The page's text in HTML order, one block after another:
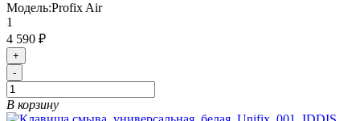
Модель:Profix Air
1
4 590 ₽
+
-
В корзину